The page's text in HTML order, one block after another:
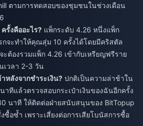
ตามการทดสอบของชุมชนในช่วงเดือน
รั้งคืออะไร? แพ็กระดับ 4.26 หนึ่งแพ็ก
จะทำให้คุณสุ่ม 10 ครั้งได้โดยมีคริสตัล
ต้องรวมแพ็ก 4.26 เข้ากับเหรียญฟรีราย
เวลา 2-3 วัน
หลังจากชำระเงิน? ปกติเป็นความล่าช้าใน
ทีแล้วตรวจสอบกระเป๋าเงินของฉันอีกครั้ง
นาที ให้ติดต่อฝ่ายสนับสนุนของ BitTopup
อซ้ำ เพราะเสี่ยงต่อการเสียโบนัสการซื้อ